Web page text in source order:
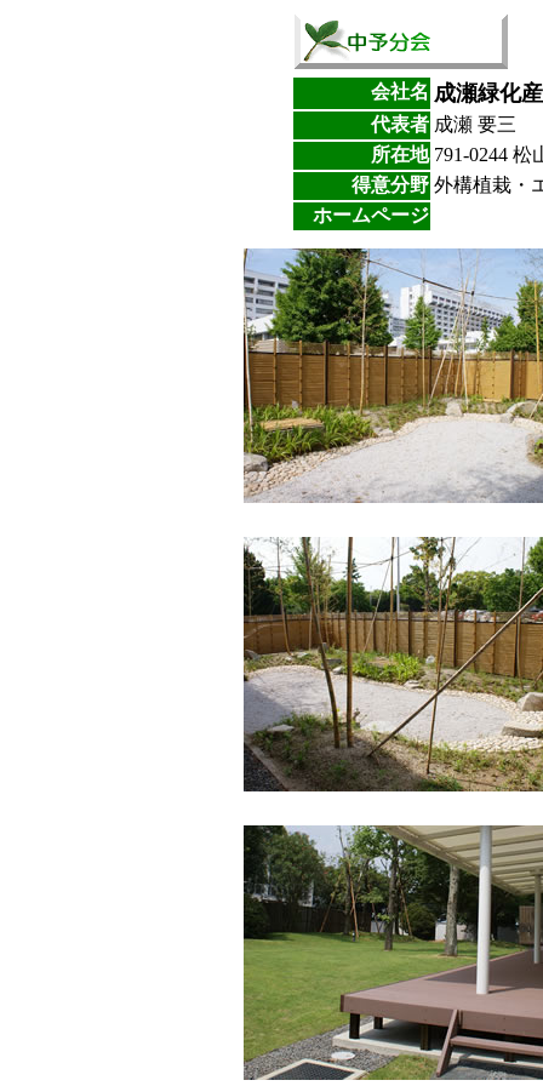
会社名 成瀬緑化
代表者 成瀬 要三
所在地 791-0244 松
得意分野 外構植栽・
ホームページ